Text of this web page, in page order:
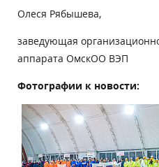
Олеся Рябышева,
заведующая
аппарата ОмскОО ВЭП
Фотографии к новости: